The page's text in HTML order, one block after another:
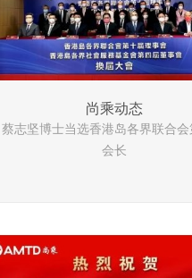
尚乘动态
蔡志坚博士当选香港岛各界联合
会长